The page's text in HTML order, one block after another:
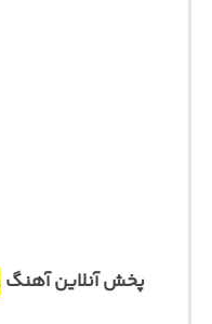
پخش آنلاین آهنگ